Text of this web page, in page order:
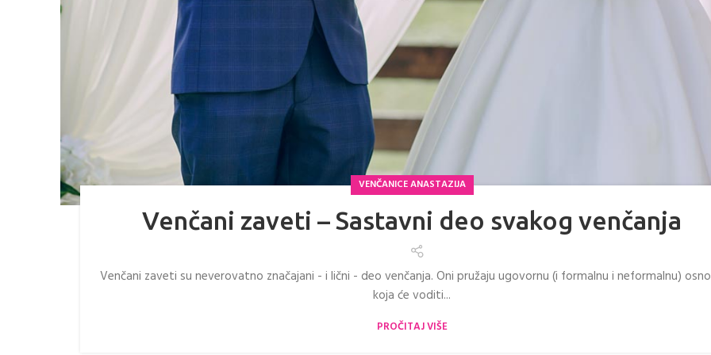
VENČANICE ANASTAZIJA
Venčani zaveti – Sastavni deo svakog venčanja
Venčani zaveti su neverovatno značajani - i lični - deo venčanja. Oni pružaju ugovornu (i formalnu i neformalnu)
koja će voditi...
PROČITAJ VIŠE